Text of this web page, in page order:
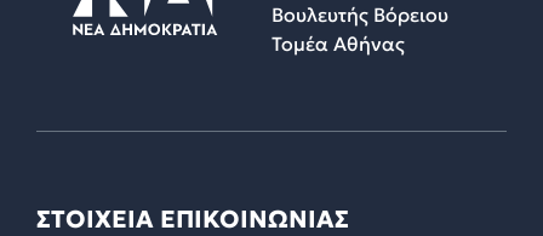
Βουλευτής Βόρειου
Τομέα Αθήνας
ΣΤΟΙΧΕΙΑ ΕΠΙΚΟΙΝΩΝΙΑΣ